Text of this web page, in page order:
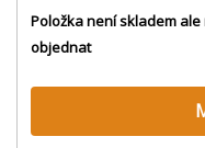
Položka není skladem
objednat